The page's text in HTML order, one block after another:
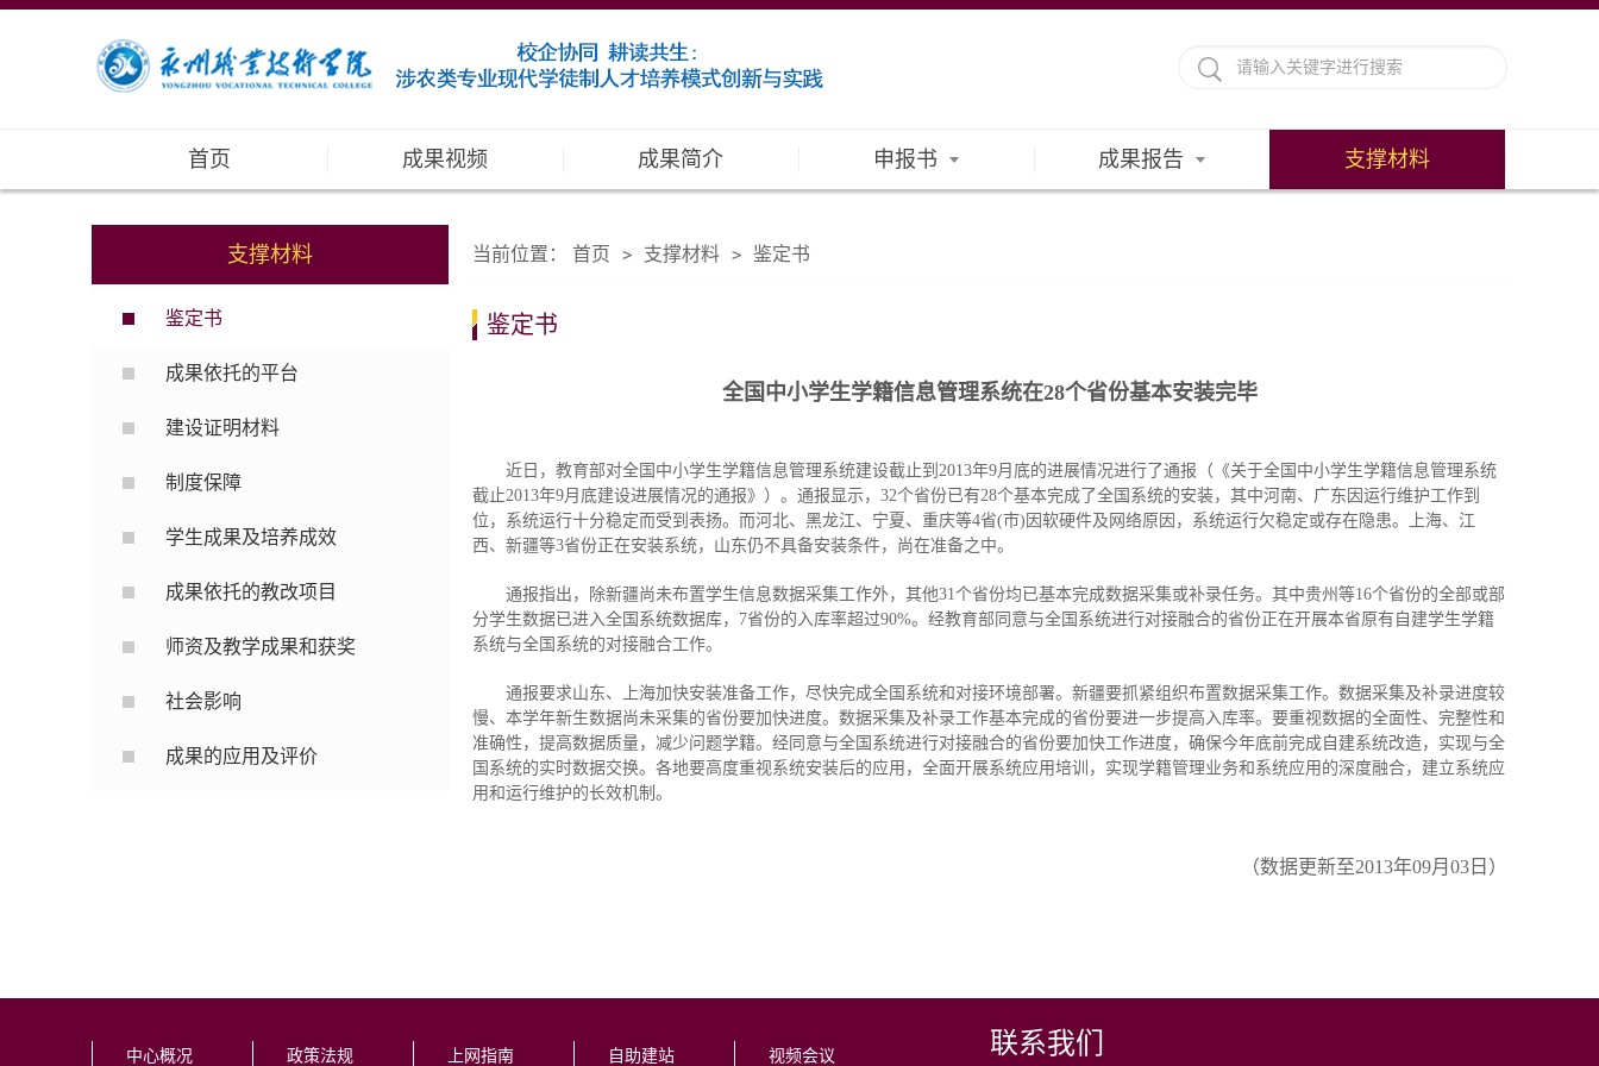
首页 成果视频 成果简介 申报书 成果报告 支撑材料
支撑材料
鉴定书
成果依托的平台
建设证明材料
制度保障
学生成果及培养成效
成果依托的教改项目
师资及教学成果和获奖
社会影响
成果的应用及评价
当前位置： 首页 > 支撑材料 > 鉴定书
鉴定书
全国中小学生学籍信息管理系统在28个省份基本安装完毕
近日，教育部对全国中小学生学籍信息管理系统建设截止到2013年9月底的进展情况进行了通报（《关于全国中小学生学籍信息管理系统
截止2013年9月底建设进展情况的通报》）。通报显示，32个省份已有28个基本完成了全国系统的安装，其中河南、广东因运行维护工作到
位，系统运行十分稳定而受到表扬。而河北、黑龙江、宁夏、重庆等4省(市)因软硬件及网络原因，系统运行欠稳定或存在隐患。上海、江
西、新疆等3省份正在安装系统，山东仍不具备安装条件，尚在准备之中。
通报指出，除新疆尚未布置学生信息数据采集工作外，其他31个省份均已基本完成数据采集或补录任务。其中贵州等16个省份的全部或部
分学生数据已进入全国系统数据库，7省份的入库率超过90%。经教育部同意与全国系统进行对接融合的省份正在开展本省原有自建学生学籍
系统与全国系统的对接融合工作。
通报要求山东、上海加快安装准备工作，尽快完成全国系统和对接环境部署。新疆要抓紧组织布置数据采集工作。数据采集及补录进度较
慢、本学年新生数据尚未采集的省份要加快进度。数据采集及补录工作基本完成的省份要进一步提高入库率。要重视数据的全面性、完整性和
准确性，提高数据质量，减少问题学籍。经同意与全国系统进行对接融合的省份要加快工作进度，确保今年底前完成自建系统改造，实现与全
国系统的实时数据交换。各地要高度重视系统安装后的应用，全面开展系统应用培训，实现学籍管理业务和系统应用的深度融合，建立系统应
用和运行维护的长效机制。
（数据更新至2013年09月03日）
中心概况 政策法规 上网指南 自助建站 视频会议 联系我们